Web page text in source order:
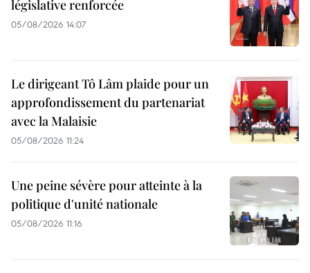
législative renforcée
05/08/2026 14:07
Le dirigeant Tô Lâm plaide pour un
approfondissement du partenariat
avec la Malaisie
05/08/2026 11:24
Une peine sévère pour atteinte à la
politique d'unité nationale
05/08/2026 11:16